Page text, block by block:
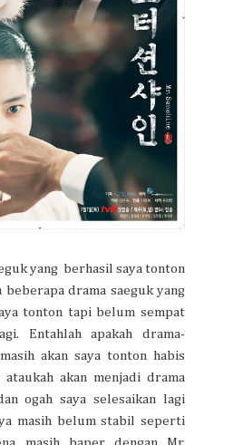
yang berhasil saya tonton
beberapa drama saeguk yang
tonton tapi belum sempat
Entahlah apakah drama-
akan saya tonton habis
akan menjadi drama
ogah saya selesaikan lagi
masih belum stabil seperti